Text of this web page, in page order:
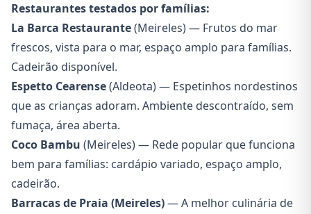
Restaurantes testados por famílias:
La Barca Restaurante(Meireles) — Frutos do mar
frescos, vista para o mar, espaço amplo para famílias.
Cadeirão disponível.
Espetto Cearense(Aldeota) — Espetinhos nordestinos
que as crianças adoram. Ambiente descontraído, sem
fumaça, área aberta.
Coco Bambu (Meireles) — Rede popular que funciona
bem para famílias: cardápio variado, espaço amplo,
cadeirão.
Barracas de Praia (Meireles)— A melhor culinária de